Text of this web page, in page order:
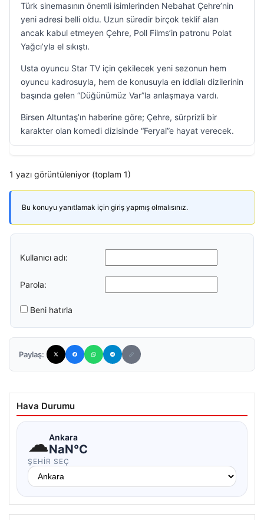
Türk sinemasının önemli isimlerinden Nebahat Çehre’nin
yeni adresi belli oldu. Uzun süredir birçok teklif alan
ancak kabul etmeyen Çehre, Poll Films’in patronu Polat
Yağcı’yla el sıkıştı.
Usta oyuncu Star TV için çekilecek yeni sezonun hem
oyuncu kadrosuyla, hem de konusuyla en iddialı dizilerinin
başında gelen “Düğünümüz Var”la anlaşmaya vardı.
Birsen Altuntaş’ın haberine göre; Çehre, sürprizli bir
karakter olan komedi dizisinde “Feryal”e hayat verecek.
1 yazı görüntüleniyor (toplam 1)
Bu konuyu yanıtlamak için giriş yapmış olmalısınız.
Kullanıcı adı:
Parola:
Beni hatırla
Paylaş:
Hava Durumu
☁Ankara
NaN°C
ŞEHIR SEÇ